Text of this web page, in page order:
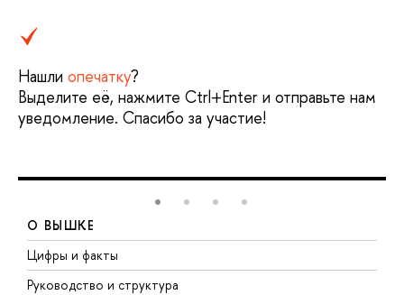
Нашли опечатку?
Выделите её, нажмите Ctrl+Enter и отправьте нам
уведомление. Спасибо за участие!
О ВЫШКЕ
Цифры и факты
Руководство и структура